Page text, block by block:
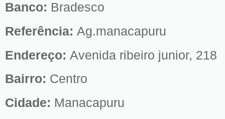
Banco: Bradesco
Referência: Ag.manacapuru
Endereço: Avenida ribeiro junior, 218
Bairro: Centro
Cidade: Manacapuru